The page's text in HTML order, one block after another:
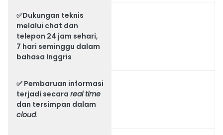
✅Dukungan teknis
melalui chat dan
telepon 24 jam sehari,
7 hari seminggu dalam
bahasa Inggris
✅ Pembaruan informasi
terjadi secara real time
dan tersimpan dalam
cloud.